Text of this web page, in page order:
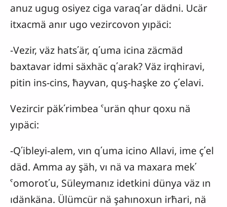
anuz ugug osiyez ciga varaq΄ar dädni. Ucär
itxacmä anır ugo vezircovon yıpäci:
-Vezir, väz hats΄är, q΄uma icina zäcmäd
baxtavar idmi säxhäc q΄arak? Väz irqhiravi,
pitin ins-cins, ħayvan, quş-haşke zo ç΄elavi.
Vezircir päk΄rimbea ˁurän qhur qoxu nä
yıpäci:
-Q΄ibleyi-alem, vın q΄uma icino Allavi, ime ç΄el
däd. Amma ay şäh, vı nä va maxara mek΄
ˁomorot΄u, Süleymanız idetkini dünya väz ın
ıdänkäna. Ülümcür nä şahınoxun irħari, nä